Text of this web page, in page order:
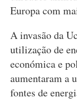
Europa com
A invasão da
utilização de
económica e
aumentaram a
fontes de